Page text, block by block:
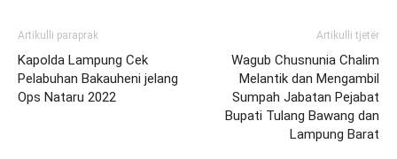
Artikulli paraprak
Kapolda Lampung Cek
Pelabuhan Bakauheni jelang
Ops Nataru 2022
Artikulli tjetër
Wagub Chusnunia Chalim
Melantik dan Mengambil
Sumpah Jabatan Pejabat
Bupati Tulang Bawang dan
Lampung Barat